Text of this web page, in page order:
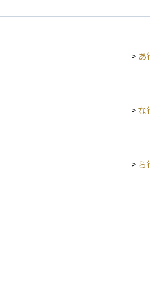
> あ
> な
> ら